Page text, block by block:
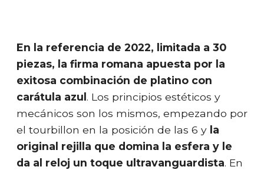
En la referencia de 2022, limitada a 30
piezas, la firma romana apuesta por la
exitosa combinación de platino con
carátula azul . Los principios estéticos y
mecánicos son los mismos, empezando por
el tourbillon en la posición de las 6 y la
original rejilla que domina la esfera y le
da al reloj un toque ultravanguardista. En